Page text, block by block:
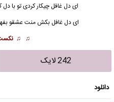
ای دل غافل چیکار کردی تو با
ای دل غافل بکش منت عشقو
♫ ♫
242 لایک
دانلود